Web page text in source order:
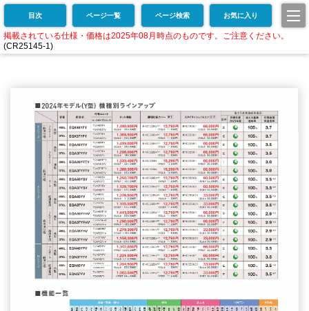
掲載されている仕様・価格は2025年08月時点のものです。ご注意ください。
(CR25145-1)
目次 ページ一覧 ページ検索 お気に入り